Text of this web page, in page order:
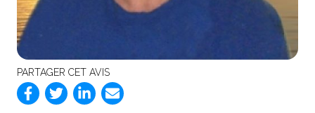
PARTAGER CET AVIS